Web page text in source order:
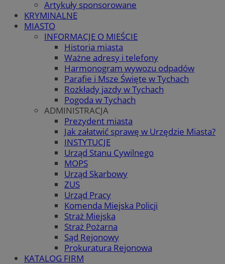
Artykuły sponsorowane
KRYMINALNE
MIASTO
INFORMACJE O MIEŚCIE
Historia miasta
Ważne adresy i telefony
Harmonogram wywozu odpadów
Parafie i Msze Święte w Tychach
Rozkłady jazdy w Tychach
Pogoda w Tychach
ADMINISTRACJA
Prezydent miasta
Jak załatwić sprawę w Urzędzie Miasta?
INSTYTUCJE
Urząd Stanu Cywilnego
MOPS
Urząd Skarbowy
ZUS
Urząd Pracy
Komenda Miejska Policji
Straż Miejska
Straż Pożarna
Sąd Rejonowy
Prokuratura Rejonowa
KATALOG FIRM